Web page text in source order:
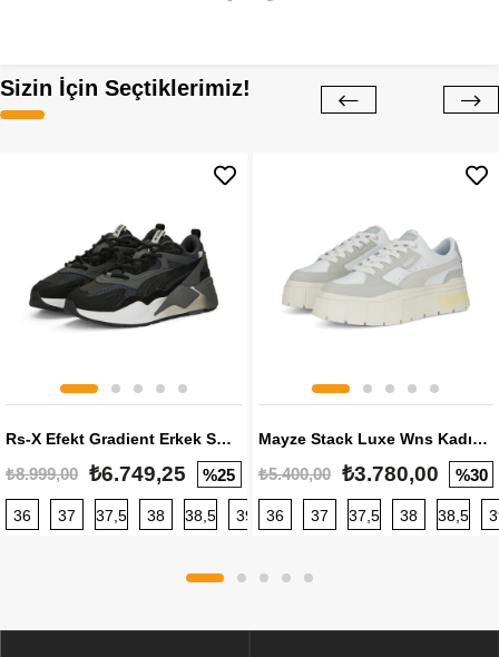
Sizin İçin Seçtiklerimiz!
Rs-X Efekt Gradient Erkek Sneaker
₺8.999,00 ₺6.749,25 %25
36 37 37,5 38 38,5 39 40 40,5 41 42 42,5
Mayze Stack Luxe Wns Kadın Sneaker
₺5.400,00 ₺3.780,00 %30
36 37 37,5 38 38,5